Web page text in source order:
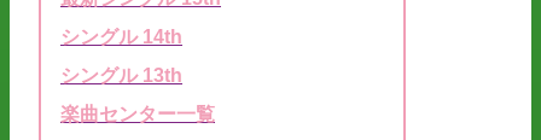
シングル 14th
シングル 13th
楽曲センター一覧